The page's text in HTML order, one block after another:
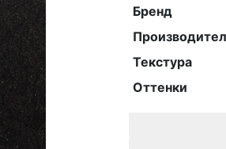
Бренд
Текстура
Оттенки